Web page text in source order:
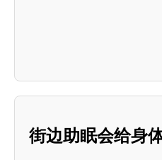
街边助眠会给身